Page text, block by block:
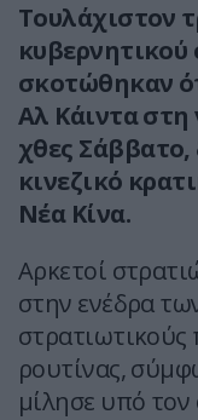
Τουλάχιστον
κυβερνητικού
σκοτώθηκαν
Αλ Κάιντα στη
χθες
κινεζικό
Νέα Κίνα.
Αρκετοί
στην ενέδρα
στρατιωτικούς
ρουτίνας,
μίλησε υπό